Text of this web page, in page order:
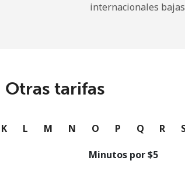
Continuar con
internacionales
Otras tarifas
K L M N O P Q R
Minutos por ⁦$5⁩